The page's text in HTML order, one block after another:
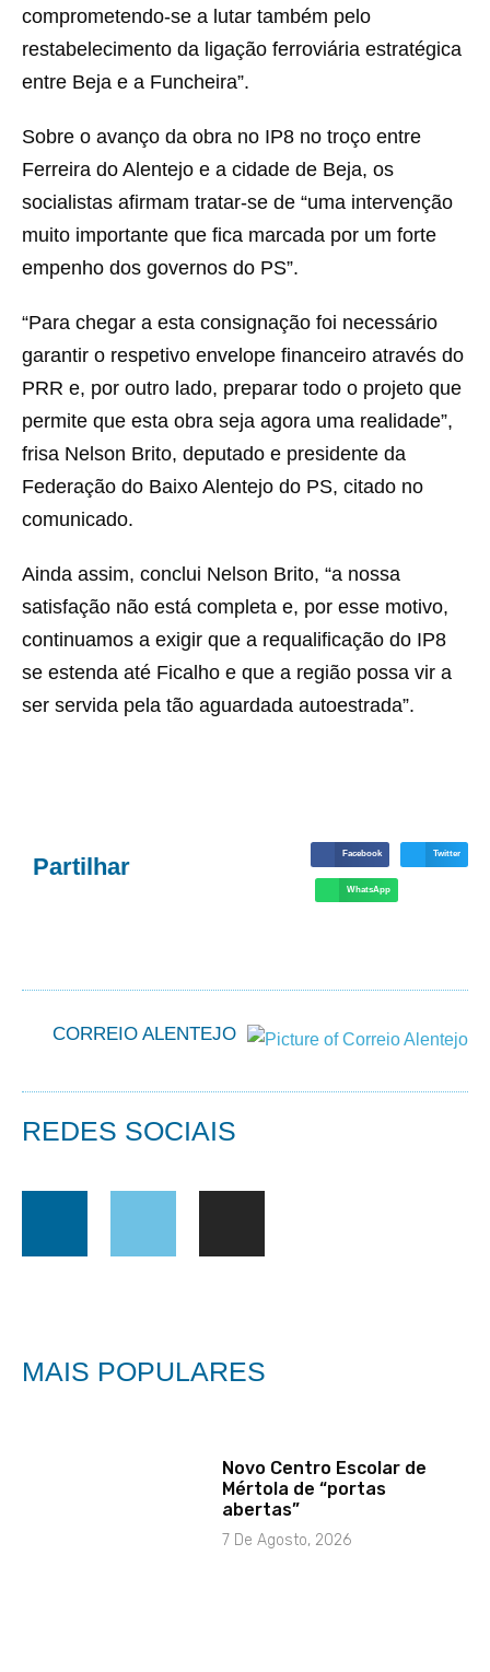
comprometendo-se a lutar também pelo
restabelecimento da ligação ferroviária estratégica
entre Beja e a Funcheira”.
Sobre o avanço da obra no IP8 no troço entre
Ferreira do Alentejo e a cidade de Beja, os
socialistas afirmam tratar-se de “uma intervenção
muito importante que fica marcada por um forte
empenho dos governos do PS”.
“Para chegar a esta consignação foi necessário
garantir o respetivo envelope financeiro através do
PRR e, por outro lado, preparar todo o projeto que
permite que esta obra seja agora uma realidade”,
frisa Nelson Brito, deputado e presidente da
Federação do Baixo Alentejo do PS, citado no
comunicado.
Ainda assim, conclui Nelson Brito, “a nossa
satisfação não está completa e, por esse motivo,
continuamos a exigir que a requalificação do IP8
se estenda até Ficalho e que a região possa vir a
ser servida pela tão aguardada autoestrada”.
Partilhar Facebook Twitter
WhatsApp
CORREIO ALENTEJO
REDES SOCIAIS
MAIS POPULARES
Novo Centro Escolar de
Mértola de “portas
abertas”
7 De Agosto, 2026